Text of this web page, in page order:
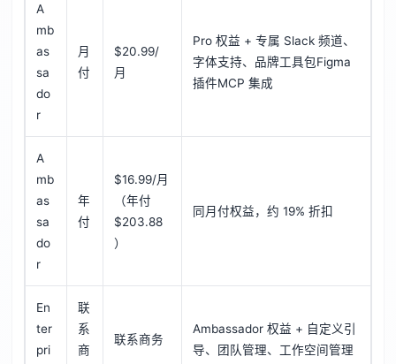
A
mb
as
sa
do
r
月
付
$20.99/
月
Pro 权益 + 专属 Slack 频道、
字体支持、品牌工具包Figma
插件MCP 集成
A
mb
as
sa
do
r
年
付
$16.99/月
（年付
$203.88
）
同月付权益，约 19% 折扣
En
ter
pri
联
系
商
联系商务
Ambassador 权益 + 自定义引
导、团队管理、工作空间管理